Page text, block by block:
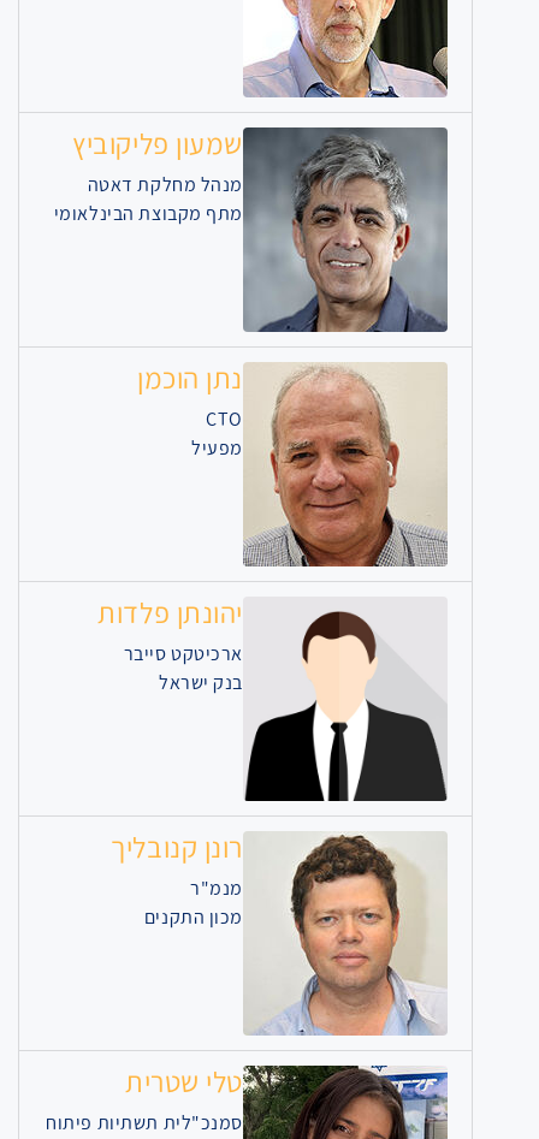
שמעון פליקוביץ
מנהל מחלקת דאטה
מתף מקבוצת הבינלאומי
נתן הוכמן
CTO
מפעיל
יהונתן פלדות
ארכיטקט סייבר
בנק ישראל
רונן קנובליך
מנמ"ר
מכון התקנים
טלי שטרית
סמנכ"לית תשתיות פיתוח